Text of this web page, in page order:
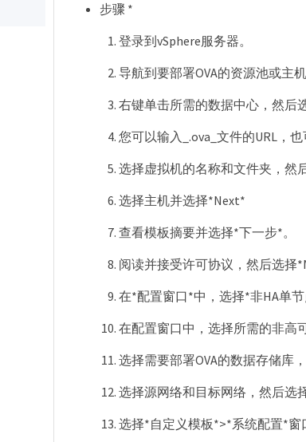
步骤 *
登录到vSphere服务器。
导航到要部署OVA的资源池或主机
右键单击所需的数据中心，然后
您可以输入_.ova_文件的URL，
选择虚拟机的名称和文件夹，然
选择主机并选择*Next*
查看模板摘要并选择*下一步*。
阅读并接受许可协议，然后选择
在*配置窗口*中，选择*非HA单
在配置窗口中，选择所需的非高
选择需要部署OVA的数据存储库
选择源网络和目标网络，然后选
选择*自定义模板*>*系统配置*窗